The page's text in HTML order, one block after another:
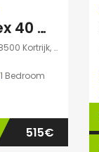
Ruime duplex 40 m2 kot in Kortrijk centraal gelegen.
Sint-Rochuslaan 2, 8500 Kortrijk, België
1 Bedroom
515€